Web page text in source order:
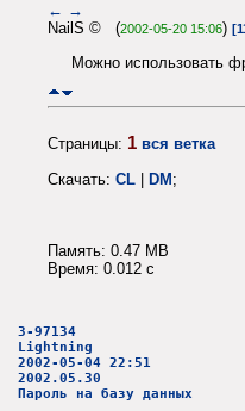
← →
NailS © (2002-05-20 15:06)
Можно использовать
Страницы: 1 вся ветка
Скачать: CL DM ;
Память: 0.47 MB
Время: 0.012 c
3-97134
Lightning
2002-05-04 22:51
2002.05.30
Пароль на базу данных